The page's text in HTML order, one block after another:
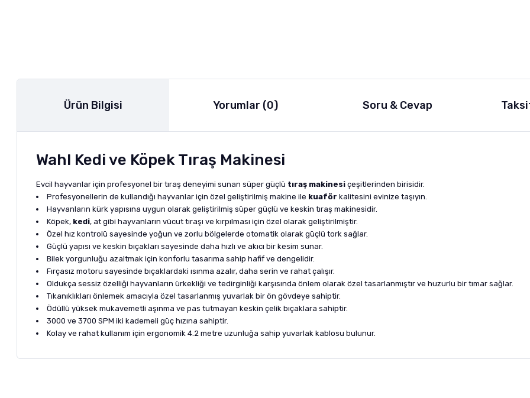
Ürün Bilgisi Yorumlar (0) Soru & Cevap
Wahl Kedi ve Köpek Tıraş Makinesi
Evcil hayvanlar için profesyonel bir tıraş deneyimi sunan süper güçlü tıraş makinesi çeşitlerinden birisidir.
Profesyonellerin de kullandığı hayvanlar için özel geliştirilmiş makine ile kuaför kalitesini evinize taşıyın.
Hayvanların kürk yapısına uygun olarak geliştirilmiş süper güçlü ve keskin tıraş makinesidir.
Köpek, kedi, at gibi hayvanların vücut tıraşı ve kırpılması için özel olarak geliştirilmiştir.
Özel hız kontrolü sayesinde yoğun ve zorlu bölgelerde otomatik olarak güçlü tork sağlar.
Güçlü yapısı ve keskin bıçakları sayesinde daha hızlı ve akıcı bir kesim sunar.
Bilek yorgunluğu azaltmak için konforlu tasarıma sahip hafif ve dengelidir.
Fırçasız motoru sayesinde bıçaklardaki ısınma azalır, daha serin ve rahat çalışır.
Oldukça sessiz özelliği hayvanların ürkekliği ve tedirginliği karşısında önlem olarak özel tasarlanmıştır ve huzurlu bir tımar sağlar.
Tıkanıklıkları önlemek amacıyla özel tasarlanmış yuvarlak bir ön gövdeye sahiptir.
Ödüllü yüksek mukavemetli aşınma ve pas tutmayan keskin çelik bıçaklara sahiptir.
3000 ve 3700 SPM iki kademeli güç hızına sahiptir.
Kolay ve rahat kullanım için ergonomik 4.2 metre uzunluğa sahip yuvarlak kablosu bulunur.